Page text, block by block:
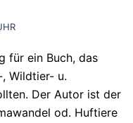
für ein Buch, das
Wildtier- u.
Der Autor ist der
od. Huftiere